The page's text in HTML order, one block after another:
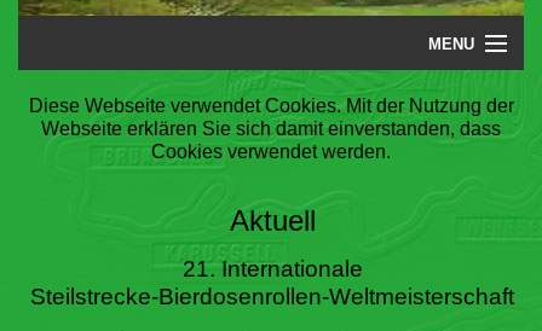
MENU
Startseite
Steilstrecke
Literatur
Diese Webseite verwendet Cookies. Mit der Nutzung der
Webseite erklären Sie sich damit einverstanden, dass
Cookies verwendet werden.
Aktuell
21. Internationale
Steilstrecke-Bierdosenrollen-Weltmeisterschaft